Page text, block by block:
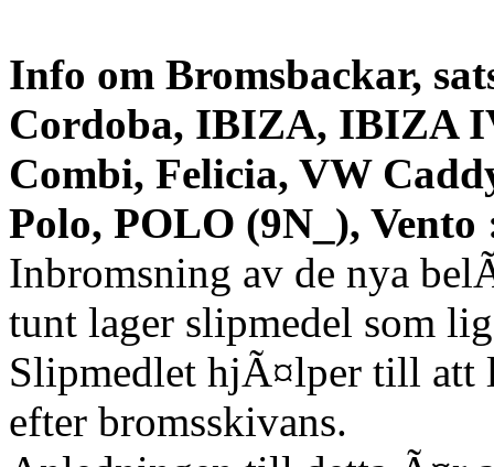
Info om Bromsbackar,
Cordoba, IBIZA, IBIZA
Combi, Felicia, VW
Polo, POLO (9N_), Vento
Inbromsning av de nya
tunt lager slipmedel som
Slipmedlet hjÃ¤lper till att
efter bromsskivans.